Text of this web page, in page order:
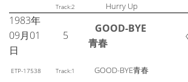
Track:2 Hurry Up
1983年
09月01
日
5
GOOD-BYE
青春
ETP-17538 Track:1 GOOD-BYE青春